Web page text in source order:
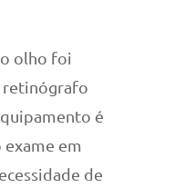
olho foi
retinógrafo
é
exame em
de